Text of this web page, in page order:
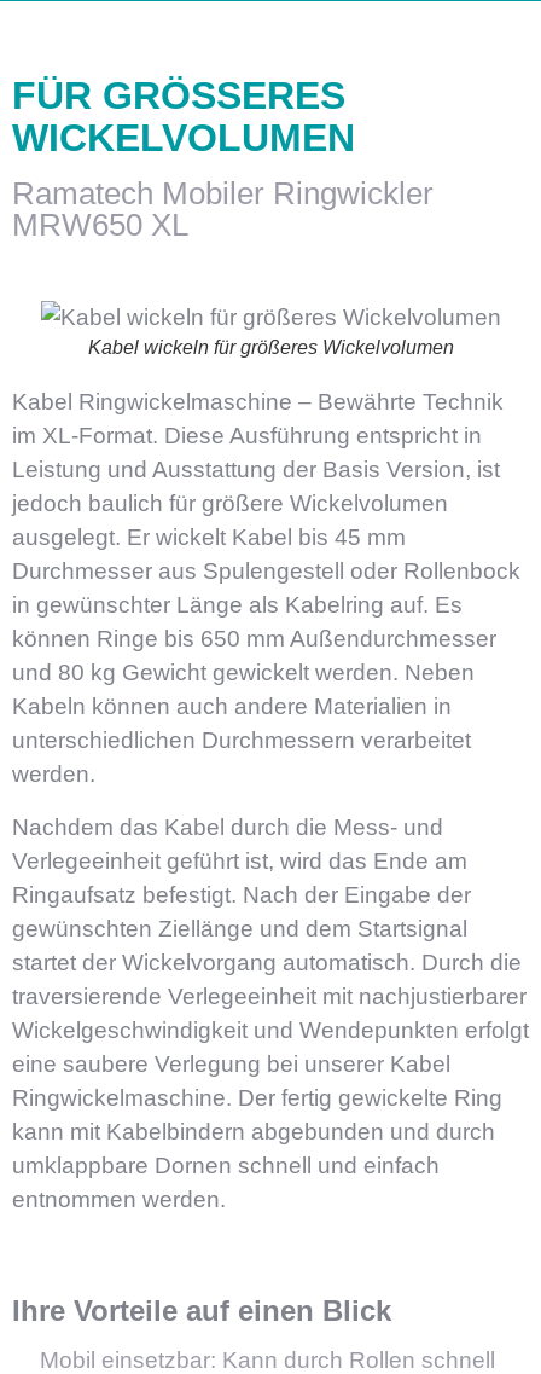
FÜR GRÖSSERES
WICKELVOLUMEN
Ramatech Mobiler Ringwickler
MRW650 XL
Kabel wickeln für größeres Wickelvolumen
Kabel Ringwickelmaschine – Bewährte Technik
im XL-Format. Diese Ausführung entspricht in
Leistung und Ausstattung der Basis Version, ist
jedoch baulich für größere Wickelvolumen
ausgelegt. Er wickelt Kabel bis 45 mm
Durchmesser aus Spulengestell oder Rollenbock
in gewünschter Länge als Kabelring auf. Es
können Ringe bis 650 mm Außendurchmesser
und 80 kg Gewicht gewickelt werden. Neben
Kabeln können auch andere Materialien in
unterschiedlichen Durchmessern verarbeitet
werden.
Nachdem das Kabel durch die Mess- und
Verlegeeinheit geführt ist, wird das Ende am
Ringaufsatz befestigt. Nach der Eingabe der
gewünschten Ziellänge und dem Startsignal
startet der Wickelvorgang automatisch. Durch die
traversierende Verlegeeinheit mit nachjustierbarer
Wickelgeschwindigkeit und Wendepunkten erfolgt
eine saubere Verlegung bei unserer Kabel
Ringwickelmaschine. Der fertig gewickelte Ring
kann mit Kabelbindern abgebunden und durch
umklappbare Dornen schnell und einfach
entnommen werden.
Ihre Vorteile auf einen Blick
Mobil einsetzbar: Kann durch Rollen schnell